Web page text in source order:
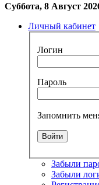
Суббота, 8 Август
Личный кабинет
Логин
Пароль
Запомнить
Забыли
Забыли